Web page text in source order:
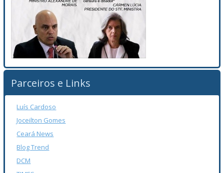
Parceiros e Links
Luís Cardoso
Joceilton Gomes
Ceará News
Blog Trend
DCM